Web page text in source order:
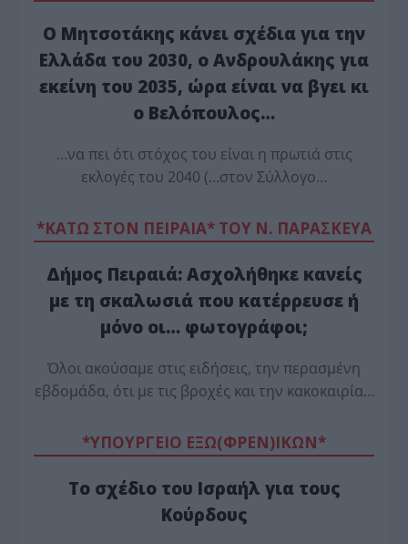
Ο Μητσοτάκης κάνει σχέδια για την
Ελλάδα του 2030, ο Ανδρουλάκης για
εκείνη του 2035, ώρα είναι να βγει κι
ο Βελόπουλος…
…να πει ότι στόχος του είναι η πρωτιά στις
εκλογές του 2040 (…στον Σύλλογο…
*ΚΑΤΩ ΣΤΟΝ ΠΕΙΡΑΙΑ* ΤΟΥ Ν. ΠΑΡΑΣΚΕΥΑ
Δήμος Πειραιά: Ασχολήθηκε κανείς
με τη σκαλωσιά που κατέρρευσε ή
μόνο οι… φωτογράφοι;
Όλοι ακούσαμε στις ειδήσεις, την περασμένη
εβδομάδα, ότι με τις βροχές και την κακοκαιρία…
*ΥΠΟΥΡΓΕΙΟ ΕΞΩ(ΦΡΕΝ)ΙΚΩΝ*
Το σχέδιο του Ισραήλ για τους
Κούρδους